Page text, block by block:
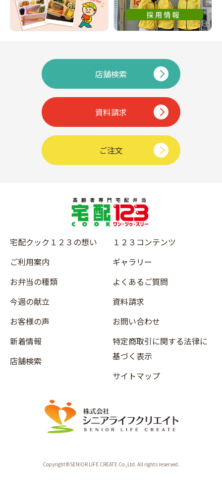
店舗検索
資料請求
ご注文
宅配クック１２３の想い
ご利用案内
お弁当の種類
今週の献立
お客様の声
新着情報
店舗検索
１２３コンテンツ
ギャラリー
よくあるご質問
資料請求
お問い合わせ
特定商取引に関する法律に
基づく表示
サイトマップ
Copyright©SENIOR LIFE CREATE Co.,Ltd. All rights reserved.